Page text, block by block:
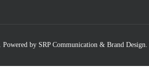
Powered by SRP Communication & Brand Design